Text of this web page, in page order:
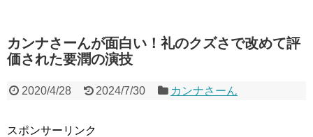
カンナさーんが面白い！礼のクズさで改めて評
価された要潤の演技
2020/4/28 2024/7/30 カンナさーん
スポンサーリンク